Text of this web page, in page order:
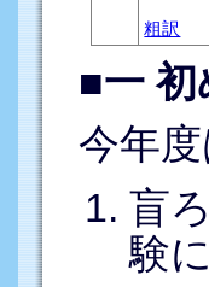
粗訳
■一 初
今年
盲
験